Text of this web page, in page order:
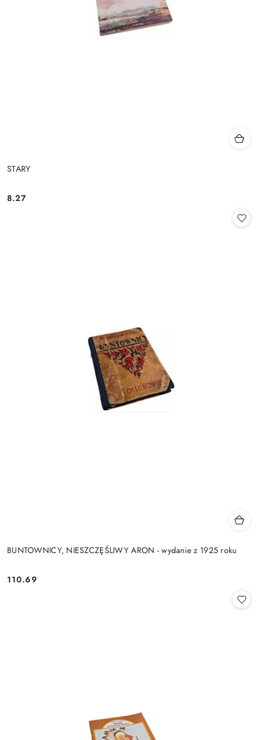
STARY
Cena:
8.27
BUNTOWNICY, NIESZCZĘŚLIWY ARON - wydanie z 1925 roku
Cena:
110.69